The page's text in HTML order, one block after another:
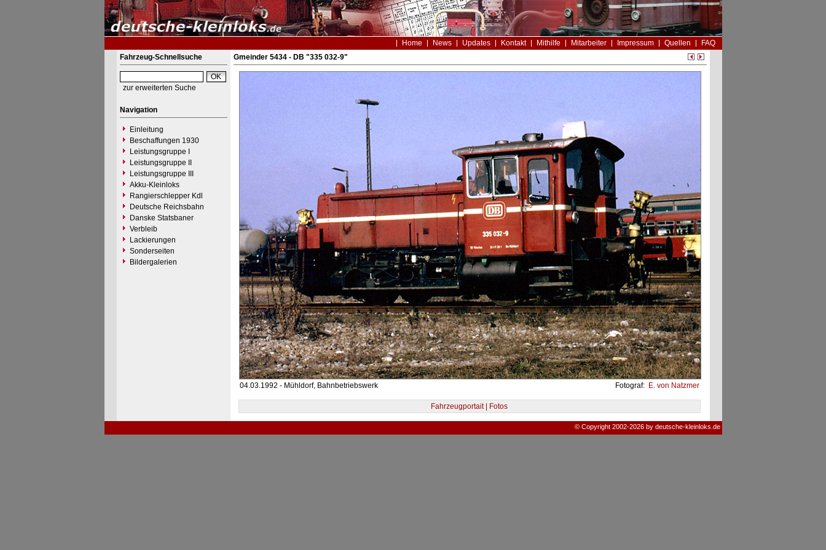
Home News Updates Kontakt Mithilfe Mitarbeiter Impressum Quellen
FAQ
Fahrzeug-Schnellsuche
zur erweiterten Suche
Navigation
Einleitung
Beschaffungen 1930
Leistungsgruppe I
Leistungsgruppe II
Leistungsgruppe III
Akku-Kleinloks
Rangierschlepper Kdl
Deutsche Reichsbahn
Danske Statsbaner
Verbleib
Lackierungen
Sonderseiten
Bildergalerien
Gmeinder 5434 - DB "335 032-9"
04.03.1992 - Mühldorf, Bahnbetriebswerk Fotograf: E. von Natzmer
Fahrzeugportait | Fotos
© Copyright 2002-2026 by deutsche-kleinloks.de